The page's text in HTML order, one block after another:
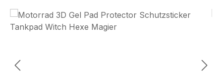
Bildergalerie überspringen